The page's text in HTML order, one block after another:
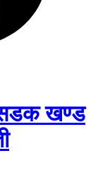
सडक खण्ड